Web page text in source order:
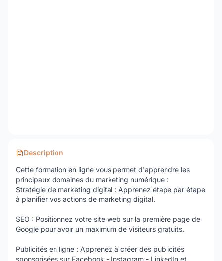
Description
Cette formation en ligne vous permet d'apprendre les
principaux domaines du marketing numérique :
Stratégie de marketing digital : Apprenez étape par étape
à planifier vos actions de marketing digital.
SEO : Positionnez votre site web sur la première page de
Google pour avoir un maximum de visiteurs gratuits.
Publicités en ligne : Apprenez à créer des publicités
sponsorisées sur Facebook - Instagram - LinkedIn et